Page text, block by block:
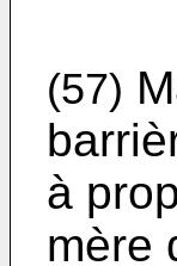
(57)
à
mère